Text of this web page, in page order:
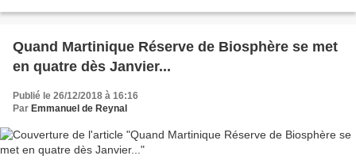
Quand Martinique Réserve de Biosphère se met
en quatre dès Janvier...
Publié le 26/12/2018 à 16:16
Par Emmanuel de Reynal